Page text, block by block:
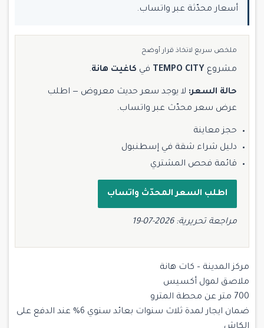
أسعار محدّثة عبر واتساب.
ملخص سريع لاتخاذ قرار أوضح
مشروع TEMPO CITY في كاغيت هانة.
حالة السعر: لا يوجد سعر حديث معروض — اطلب
عرض سعر محدّث عبر واتساب.
حجز معاينة
دليل شراء شقة في إسطنبول
قائمة فحص المشتري
اطلب السعر المحدّث واتساب
مراجعة تحريرية: 2026-07-19
مركز المدينة – كات هانة
ملاصق لمول أكسيس
700 متر عن محطة المترو
ضمان ايجار لمدة ثلاث سنوات بعائد سنوي 6% عند الدفع على